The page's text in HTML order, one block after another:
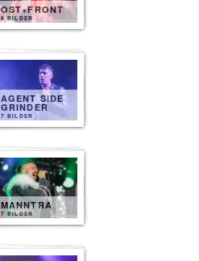
OST+FRONT
8 BILDER
AGENT SIDE
GRINDER
7 BILDER
MANNTRA
7 BILDER